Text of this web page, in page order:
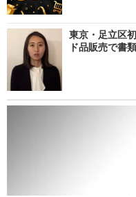
東京・足立区
ド品販売で書